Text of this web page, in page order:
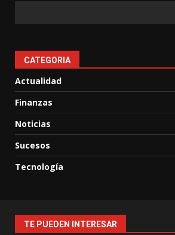
CATEGORIA
Actualidad
Finanzas
Noticias
Sucesos
Tecnología
TE PUEDEN INTERESAR